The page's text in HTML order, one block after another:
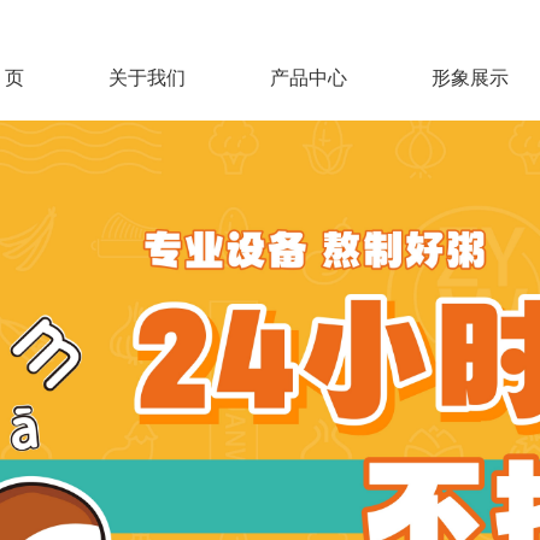
页 关于我们 产品中心 形象展示